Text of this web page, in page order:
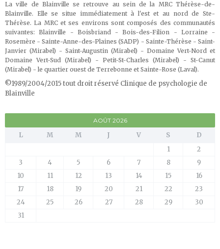
La ville de Blainville se retrouve au sein de la MRC Thérèse-de-
Blainville. Elle se situe immédiatement à l'est et au nord de Ste-
Thérèse. La MRC et ses environs sont composés des communautés
suivantes: Blainville - Boisbriand - Bois-des-Filion - Lorraine -
Rosemère - Sainte-Anne-des-Plaines (SADP) - Sainte-Thérèse - Saint-
Janvier (Mirabel) - Saint-Augustin (Mirabel) - Domaine Vert-Nord et
Domaine Vert-Sud (Mirabel) - Petit-St-Charles (Mirabel) - St-Canut
(Mirabel) - le quartier ouest de Terrebonne et Sainte-Rose (Laval).
©1989/2004/2015 tout droit réservé Clinique de psychologie de
Blainville
AOÛT 2026
L M M J V S
D
1
2
3
4 5 6 7 8
9
10
11 12 13 14 15
16
17
18 19 20 21 22
23
24
25 26 27 28 29
30
31